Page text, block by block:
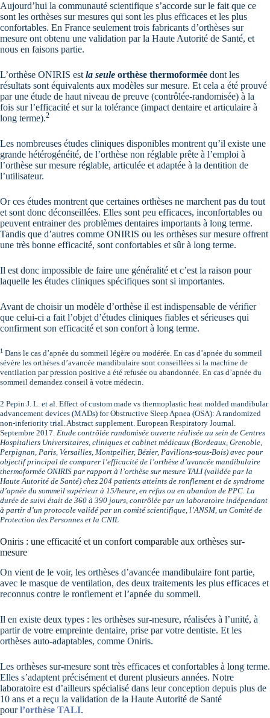
Aujourd’hui la communauté scientifique s’accorde sur le fait que ce
sont les orthèses sur mesures qui sont les plus efficaces et les plus
confortables. En France seulement trois fabricants d’orthèses sur
mesure ont obtenu une validation par la Haute Autorité de Santé, et
nous en faisons partie.
L’orthèse ONIRIS est la seule orthèse thermoformée dont les
résultats sont équivalents aux modèles sur mesure. Et cela a été prouvé
par une étude de haut niveau de preuve (contrôlée-randomisée) à la
fois sur l’efficacité et sur la tolérance (impact dentaire et articulaire à
long terme).2
Les nombreuses études cliniques disponibles montrent qu’il existe une
grande hétérogénéité, de l’orthèse non réglable prête à l’emploi à
l’orthèse sur mesure réglable, articulée et adaptée à la dentition de
l’utilisateur.
Or ces études montrent que certaines orthèses ne marchent pas du tout
et sont donc déconseillées. Elles sont peu efficaces, inconfortables ou
peuvent entrainer des problèmes dentaires importants à long terme.
Tandis que d’autres comme ONIRIS ou les orthèses sur mesure offrent
une très bonne efficacité, sont confortables et sûr à long terme.
Il est donc impossible de faire une généralité et c’est la raison pour
laquelle les études cliniques spécifiques sont si importantes.
Avant de choisir un modèle d’orthèse il est indispensable de vérifier
que celui-ci a fait l’objet d’études cliniques fiables et sérieuses qui
confirment son efficacité et son confort à long terme.
1 Dans le cas d’apnée du sommeil légère ou modérée. En cas d’apnée du sommeil
sévère les orthèses d’avancée mandibulaire sont conseillées si la machine de
ventilation par pression positive a été refusée ou abandonnée. En cas d’apnée du
sommeil demandez conseil à votre médecin.
2 Pepin J. L. et al. Effect of custom made vs thermoplastic heat molded mandibular
advancement devices (MADs) for Obstructive Sleep Apnea (OSA): A randomized
non-inferiority trial. Abstract supplement. European Respiratory Journal.
Septembre 2017. Etude contrôlée randomisée ouverte réalisée au sein de Centres
Hospitaliers Universitaires, cliniques et cabinet médicaux (Bordeaux, Grenoble,
Perpignan, Paris, Versailles, Montpellier, Bézier, Pavillons-sous-Bois) avec pour
objectif principal de comparer l’efficacité de l’orthèse d’avancée mandibulaire
thermoformée ONIRIS par rapport à l’orthèse sur mesure TALI (validée par la
Haute Autorité de Santé) chez 204 patients atteints de ronflement et de syndrome
d’apnée du sommeil supérieur à 15/heure, en refus ou en abandon de PPC. La
durée de suivi était de 360 à 390 jours, contrôlée par un laboratoire indépendant
à partir d’un protocole validé par un comité scientifique, l’ANSM, un Comité de
Protection des Personnes et la CNIL
Oniris : une efficacité et un confort comparable aux orthèses sur-
mesure
On vient de le voir, les orthèses d’avancée mandibulaire font partie,
avec le masque de ventilation, des deux traitements les plus efficaces et
reconnus contre le ronflement et l’apnée du sommeil.
Il en existe deux types : les orthèses sur-mesure, réalisées à l’unité, à
partir de votre empreinte dentaire, prise par votre dentiste. Et les
orthèses auto-adaptables, comme Oniris.
Les orthèses sur-mesure sont très efficaces et confortables à long terme.
Elles s’adaptent précisément et durent plusieurs années. Notre
laboratoire est d’ailleurs spécialisé dans leur conception depuis plus de
10 ans et a reçu la validation de la Haute Autorité de Santé
pourl’orthèse TALI.